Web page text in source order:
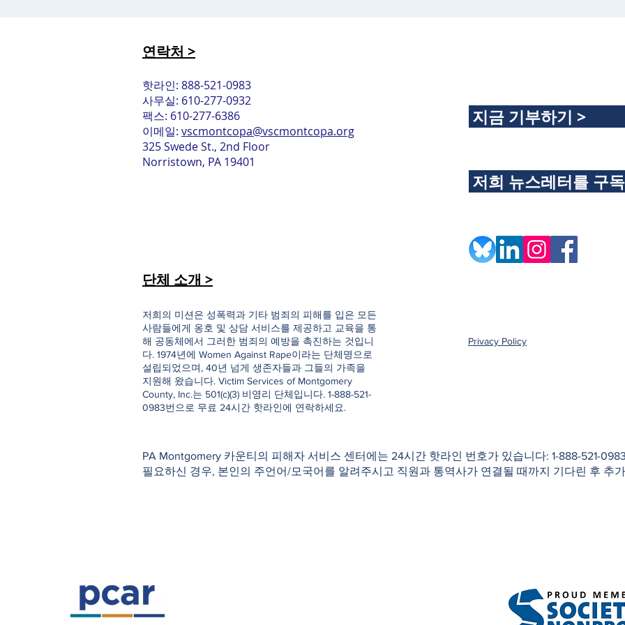
연락처 >
핫라인: 888-521-0983
사무실: 610-277-0932
팩스: 610-277-6386
이메일: vscmontcopa@vscmontcopa.org
325 Swede St., 2nd Floor
Norristown, PA 19401
지금 기부하기 >
저희 뉴스레터를 구
단체 소개 >
저희의 미션은 성폭력과 기타 범죄의 피해를 입은 모든
사람들에게 옹호 및 상담 서비스를 제공하고 교육을 통
해 공동체에서 그러한 범죄의 예방을 촉진하는 것입니
다. 1974년에 Women Against Rape이라는 단체명으로
설립되었으며, 40년 넘게 생존자들과 그들의 가족을
지원해 왔습니다. Victim Services of Montgomery
County, Inc.는 501(c)(3) 비영리 단체입니다. 1-888-521-
0983번으로 무료 24시간 핫라인에 연락하세요.
Privacy Policy
PA Montgomery 카운티의 피해자 서비스 센터에는 24시간 핫라인 번호가 있습니다: 1-888-521-
필요하신 경우, 본인의 주언어/모국어를 알려주시고 직원과 통역사가 연결될 때까지 기다린 후 추